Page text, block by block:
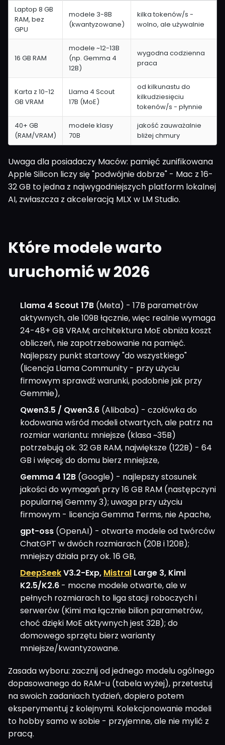
Laptop 8 GB
RAM, bez
GPU
modele 3-8B
(kwantyzowane)
kilka tokenów/s -
wolno, ale używalnie
16 GB RAM
modele ~12-13B
(np. Gemma 4
12B)
wygodna codzienna
praca
Karta z 10-12
GB VRAM
Llama 4 Scout
17B (MoE)
od kilkunastu do
kilkudziesięciu
tokenów/s - płynnie
40+ GB
(RAM/VRAM)
modele klasy
70B
jakość zauważalnie
bliżej chmury
Uwaga dla posiadaczy Maców: pamięć zunifikowana
Apple Silicon liczy się "podwójnie dobrze" - Mac z 16-
32 GB to jedna z najwygodniejszych platform lokalnej
AI, zwłaszcza z akceleracją MLX w LM Studio.
Które modele warto
uruchomić w 2026
Llama 4 Scout 17B (Meta) - 17B parametrów
aktywnych, ale 109B łącznie, więc realnie wymaga
24-48+ GB VRAM; architektura MoE obniża koszt
obliczeń, nie zapotrzebowanie na pamięć.
Najlepszy punkt startowy "do wszystkiego"
(licencja Llama Community - przy użyciu
firmowym sprawdź warunki, podobnie jak przy
Gemmie),
Qwen3.5 / Qwen3.6 (Alibaba) - czołówka do
kodowania wśród modeli otwartych, ale patrz na
rozmiar wariantu: mniejsze (klasa ~35B)
potrzebują ok. 32 GB RAM, największe (122B) - 64
GB i więcej; do domu bierz mniejsze,
Gemma 4 12B (Google) - najlepszy stosunek
jakości do wymagań przy 16 GB RAM (następczyni
popularnej Gemmy 3); uwaga przy użyciu
firmowym - licencja Gemma Terms, nie Apache,
gpt-oss (OpenAI) - otwarte modele od twórców
ChatGPT w dwóch rozmiarach (20B i 120B);
mniejszy działa przy ok. 16 GB,
DeepSeekV3.2-Exp, Mistral Large 3, Kimi
K2.5/K2.6 - mocne modele otwarte, ale w
pełnych rozmiarach to liga stacji roboczych i
serwerów (Kimi ma łącznie bilion parametrów,
choć dzięki MoE aktywnych jest 32B); do
domowego sprzętu bierz warianty
mniejsze/kwantyzowane.
Zasada wyboru: zacznij od jednego modelu ogólnego
dopasowanego do RAM-u (tabela wyżej), przetestuj
na swoich zadaniach tydzień, dopiero potem
eksperymentuj z kolejnymi. Kolekcjonowanie modeli
to hobby samo w sobie - przyjemne, ale nie mylić z
pracą.